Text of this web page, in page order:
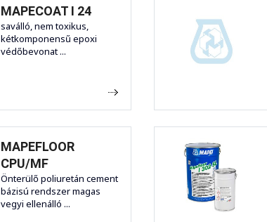
MAPECOAT I 24
saválló, nem toxikus,
kétkomponensű epoxi
védőbevonat ...
MAPEFLOOR
CPU/MF
Önterülő poliuretán cement
bázisú rendszer magas
vegyi ellenálló ...